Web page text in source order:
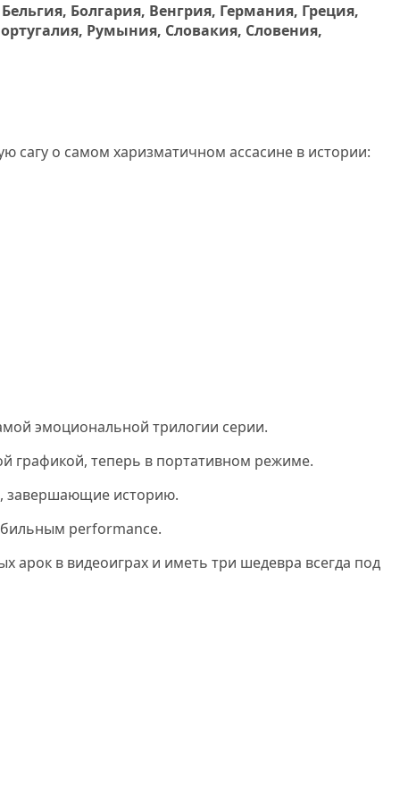
Болгария, Венгрия, Германия, Греция,
Румыния, Словакия, Словения,
о самом харизматичном ассасине в истории:
эмоциональной трилогии серии.
графикой, теперь в портативном режиме.
завершающие историю.
performance.
арок в видеоиграх и иметь три шедевра всегда под